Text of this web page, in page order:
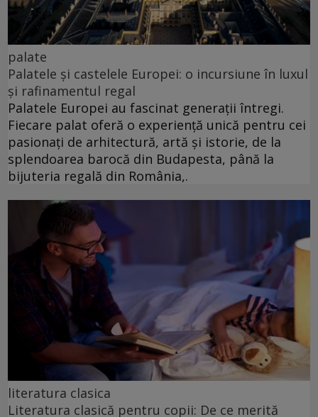
palate
Palatele și castelele Europei: o incursiune în luxul
și rafinamentul regal
Palatele Europei au fascinat generații întregi.
Fiecare palat oferă o experiență unică pentru cei
pasionați de arhitectură, artă și istorie, de la
splendoarea barocă din Budapesta, până la
bijuteria regală din România,.
literatura clasica
Literatura clasică pentru copii: De ce merită